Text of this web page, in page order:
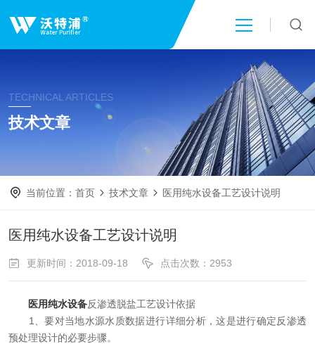
产品中心
新闻中心
技术文章
成功案例
在线留言
TECHNICAL ARTICLES
技术文章
当前位置：首页 技术文章 医用纯水设备工艺设计说明
医用纯水设备工艺设计说明
更新时间：2018-09-18 点击次数：2953
医用纯水设备反渗透脱盐工艺设计依据
1、要对当地水源水质数据进行详细分析，这是进行确定反渗透
预处理设计的必要步骤。